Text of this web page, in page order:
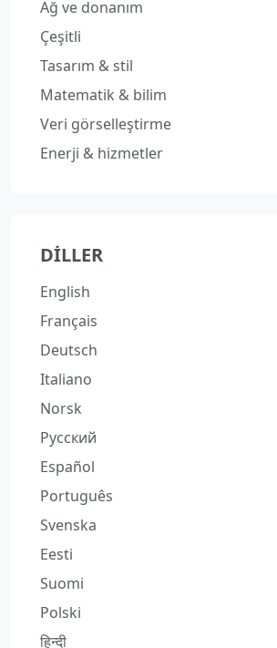
Ağ ve donanım
Çeşitli
Tasarım & stil
Matematik & bilim
Veri görselleştirme
Enerji & hizmetler
DILLER
English
Français
Deutsch
Italiano
Norsk
Русский
Español
Português
Svenska
Eesti
Suomi
Polski
हिन्दी